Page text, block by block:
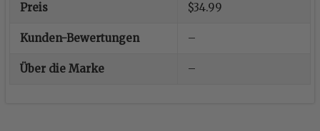
Preis $34.99
Kunden-Bewertungen –
Über die Marke –